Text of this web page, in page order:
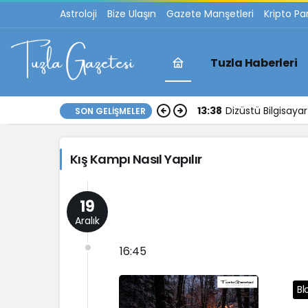
Astroloji Bize Ulaşın Gazete Manşetleri Kripto
Kış
Kampı
Nasıl
Yapılır
Haberleri
Tuzla Haberleri
SON GELIŞMELER 13:38 Dizüstü
Kış Kampı Nasıl Yapılır
19
Aralık
16:45